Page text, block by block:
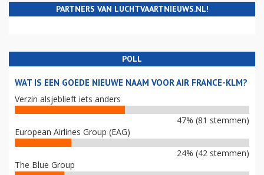
PARTNERS VAN LUCHTVAARTNIEUWS.NL!
POLL
WAT IS EEN GOEDE NIEUWE NAAM VOOR AIR FRANCE-KLM?
Verzin alsjeblieft iets anders
47% (81 stemmen)
European Airlines Group (EAG)
24% (42 stemmen)
The Blue Group